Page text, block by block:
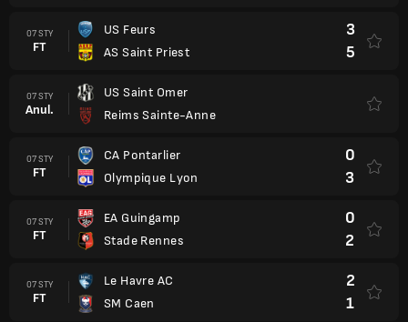
07 STY
FT
US Feurs
AS Saint Priest
3
5
07 STY
Anul.
US Saint Omer
Reims Sainte-Anne
07 STY
FT
CA Pontarlier
Olympique Lyon
0
3
07 STY
FT
EA Guingamp
Stade Rennes
0
2
07 STY
FT
Le Havre AC
SM Caen
2
1